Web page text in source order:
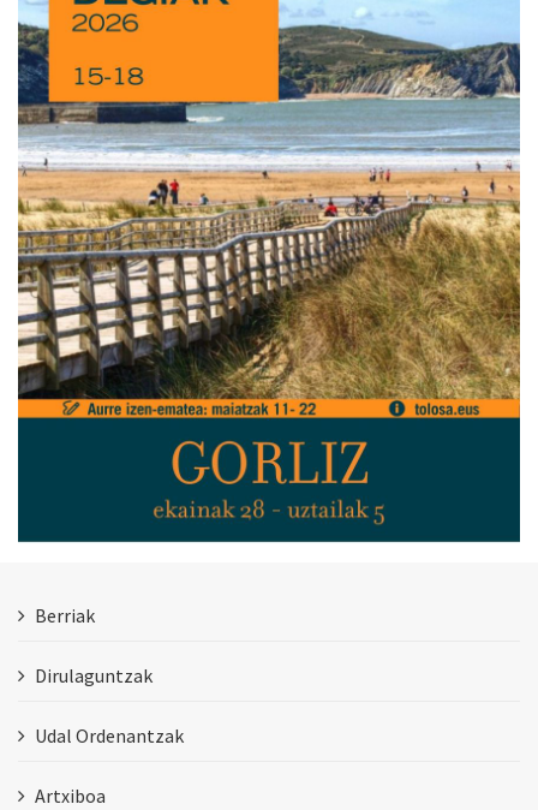
Berriak
Dirulaguntzak
Udal Ordenantzak
Artxiboa